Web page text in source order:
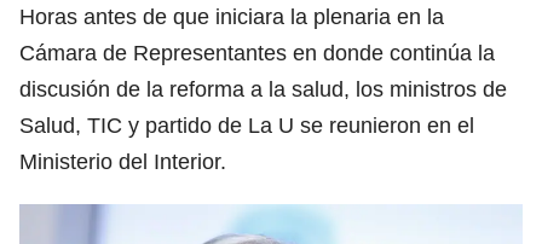
Horas antes de que iniciara la plenaria en la
Cámara de Representantes en donde continúa la
discusión de la reforma a la salud, los ministros de
Salud, TIC y partido de La U se reunieron en el
Ministerio del Interior.